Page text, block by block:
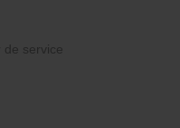
de service